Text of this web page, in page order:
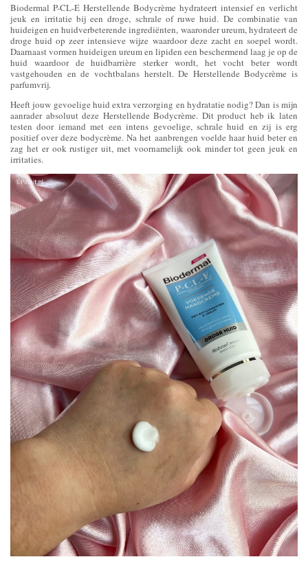
Biodermal P-CL-E Herstellende Bodycrème hydrateert intensief en verlicht
jeuk en irritatie bij een droge, schrale of ruwe huid. De combinatie van
huideigen en huidverbeterende ingrediënten, waaronder ureum, hydrateert de
droge huid op zeer intensieve wijze waardoor deze zacht en soepel wordt.
Daarnaast vormen huideigen ureum en lipiden een beschermend laag je op de
huid waardoor de huidbarrière sterker wordt, het vocht beter wordt
vastgehouden en de vochtbalans herstelt. De Herstellende Bodycrème is
parfumvrij.
Heeft jouw gevoelige huid extra verzorging en hydratatie nodig? Dan is mijn
aanrader absoluut deze Herstellende Bodycrème. Dit product heb ik laten
testen door iemand met een intens gevoelige, schrale huid en zij is erg
positief over deze bodycrème. Na het aanbrengen voelde haar huid beter en
zag het er ook rustiger uit, met voornamelijk ook minder tot geen jeuk en
irritaties.